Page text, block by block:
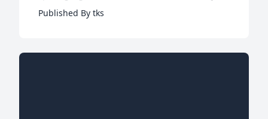
Published By tks